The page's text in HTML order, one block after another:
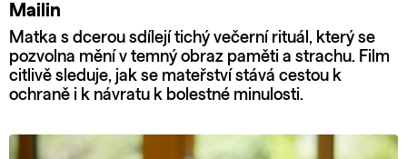
Mailin
Matka s dcerou sdílejí tichý večerní rituál, který se
pozvolna mění v temný obraz paměti a strachu. Film
citlivě sleduje, jak se mateřství stává cestou k
ochraně i k návratu k bolestné minulosti.